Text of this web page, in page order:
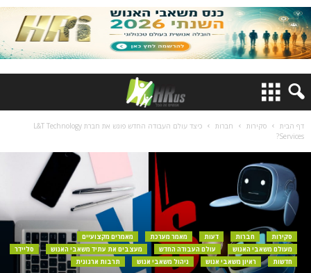
דף הבית סקירות חברות
כיצד עולם העבודה החדש פוגש את חברת L&T Technology
Services?
סקירות חברות דעות מאמר מערכת
מאמרים מקצועיים
מעולם משאבי האנוש
עולם העבודה החדש מעצבים את עתיד משאבי האנוש
סליידר
חדשות
ראיון משאבי אנוש ניהול משאבי אנוש תרבות ארגונית